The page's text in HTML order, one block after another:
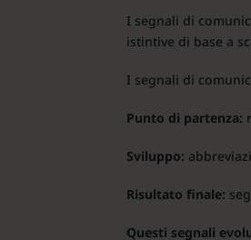
I segnali di
istintive di base a
I segnali di
Punto di partenza:
Sviluppo:
Risultato finale:
Questi segnali